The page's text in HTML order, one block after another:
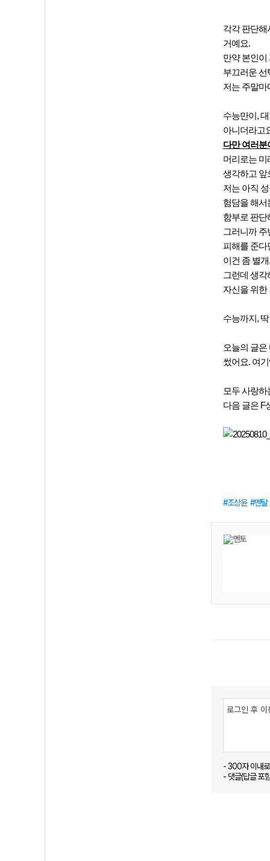
각각 판단
거예요.
만약 본인이
부끄러운 선
저는 주말마
수능만이,
아니더라고
다만 여러분
머리로는 미
생각하고 앞
저는 아직
험담을 해서
함부로 판단
그러니까
피해를 준다
이건 좀 별
그런데 생
자신을 위한
수능까지,
오늘의 글
썼어요. 여
모두 사랑
다음 글은 F
조상윤 멘탈
- 300자 이내
- 댓글(답글 포